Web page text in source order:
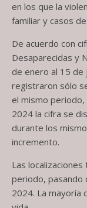
en los que la
familiar y casos
De acuerdo con
Desaparecidas y
de enero al 15 de
registraron sólo
el mismo
2024 la cifra se
durante los
incremento.
Las
periodo, pasando
2024. La mayoría